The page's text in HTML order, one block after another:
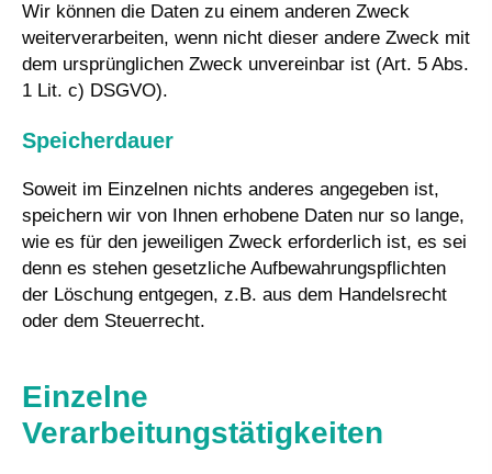
Wir können die Daten zu einem anderen Zweck
weiterverarbeiten, wenn nicht dieser andere Zweck mit
dem ursprünglichen Zweck unvereinbar ist (Art. 5 Abs.
1 Lit. c) DSGVO).
Speicherdauer
Soweit im Einzelnen nichts anderes angegeben ist,
speichern wir von Ihnen erhobene Daten nur so lange,
wie es für den jeweiligen Zweck erforderlich ist, es sei
denn es stehen gesetzliche Aufbewahrungspflichten
der Löschung entgegen, z.B. aus dem Handelsrecht
oder dem Steuerrecht.
Einzelne
Verarbeitungstätigkeiten